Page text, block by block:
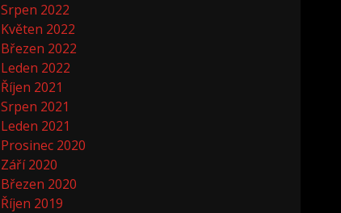
Srpen 2022
Květen 2022
Březen 2022
Leden 2022
Říjen 2021
Srpen 2021
Leden 2021
Prosinec 2020
Září 2020
Březen 2020
Říjen 2019